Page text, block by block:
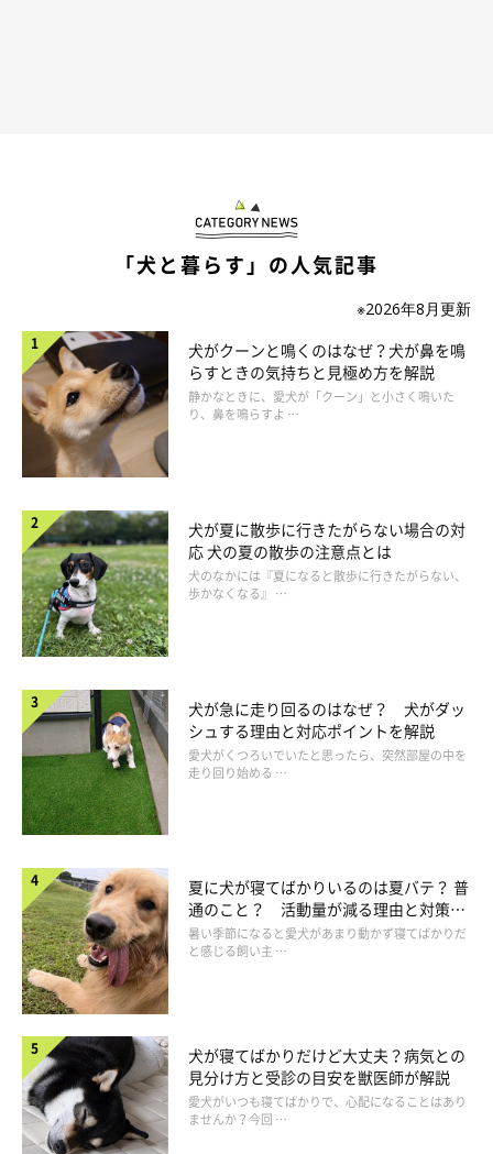
「犬と暮らす」の人気記事
※2026年8月更新
犬がクーンと鳴くのはなぜ？犬が鼻を鳴
らすときの気持ちと見極め方を解説
静かなときに、愛犬が「クーン」と小さく鳴いた
り、鼻を鳴らすよ …
犬が夏に散歩に行きたがらない場合の対
応 犬の夏の散歩の注意点とは
犬のなかには『夏になると散歩に行きたがらない、
歩かなくなる』 …
犬が急に走り回るのはなぜ？ 犬がダッ
シュする理由と対応ポイントを解説
愛犬がくつろいでいたと思ったら、突然部屋の中を
走り回り始める …
夏に犬が寝てばかりいるのは夏バテ？ 普
通のこと？ 活動量が減る理由と対策と
は
暑い季節になると愛犬があまり動かず寝てばかりだ
と感じる飼い主 …
犬が寝てばかりだけど大丈夫？病気との
見分け方と受診の目安を獣医師が解説
愛犬がいつも寝てばかりで、心配になることはあり
ませんか？今回 …